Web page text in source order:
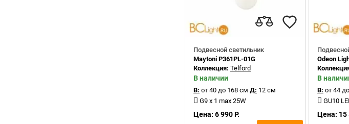
Подвесной светильник
Maytoni P361PL-01G
Коллекция: Telford
В наличии
В: от 40 до 168 см Д: 12 см
G9 x 1 max 25W
Цена: 6 990 Р.
Odeon
В
В: от 44
GU10
Цена: 15